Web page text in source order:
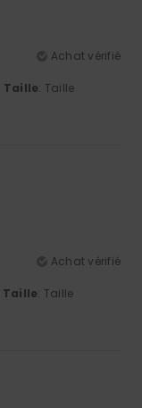
Achat vérifié
Taille: Taille
Achat vérifié
Taille: Taille